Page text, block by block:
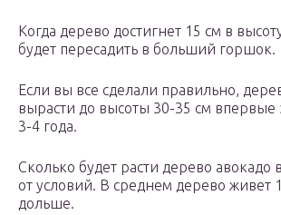
Когда дерево достигнет 15 см в
будет пересадить в больший горшок.
Если вы все сделали правильно,
вырасти до высоты 30-35 см впервые
3-4 года.
Сколько будет расти дерево авокадо
от условий. В среднем дерево живет
дольше.